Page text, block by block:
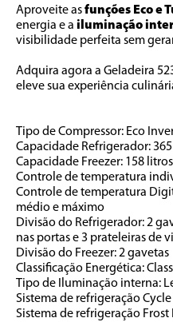
Aproveite as funções Eco e
energia e a iluminação
visibilidade perfeita sem
Adquira agora a Geladeira
eleve sua experiência
Tipo de Compressor: Eco
Capacidade Refrigerador:
Capacidade Freezer: 158 litros
Controle de temperatura
Controle de temperatura
médio e máximo
Divisão do Refrigerador: 2
nas portas e 3 prateleiras de
Divisão do Freezer: 2 gavetas
Classificação Energética:
Tipo de Iluminação interna:
Sistema de refrigeração
Sistema de refrigeração Frost